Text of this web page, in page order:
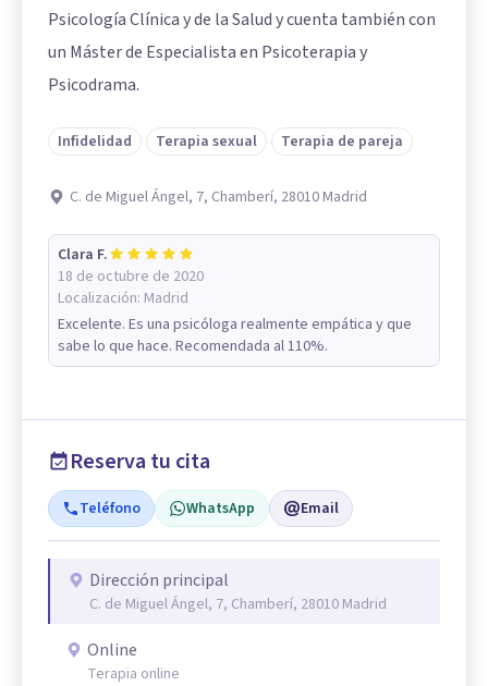
Psicología Clínica y de la Salud y cuenta también con
un Máster de Especialista en Psicoterapia y
Psicodrama.
Infidelidad Terapia sexual Terapia de pareja
C. de Miguel Ángel, 7, Chamberí, 28010 Madrid
Clara F.
18 de octubre de 2020
Localización: Madrid
Excelente. Es una psicóloga realmente empática y que
sabe lo que hace. Recomendada al 110%.
Reserva tu cita
Teléfono WhatsApp Email
Dirección principal
C. de Miguel Ángel, 7, Chamberí, 28010 Madrid
Online
Terapia online